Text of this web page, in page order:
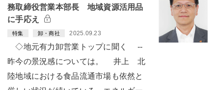
務取締役営業本部長 地域資源活用品
に手応え
特集 卸・商社 2025.09.23
◇地元有力卸営業トップに聞く --
昨今の景況感については。 井上 北
陸地域における食品流通市場も依然と